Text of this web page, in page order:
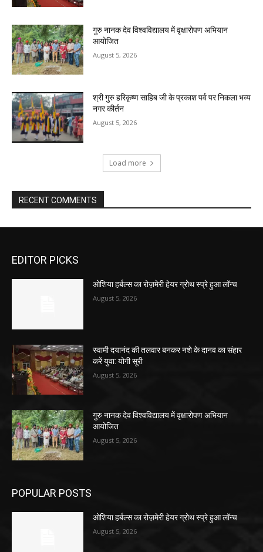
गुरु नानक देव विश्वविद्यालय में वृक्षारोपण अभियान
आयोजित
August 5, 2026
श्री गुरु हरिकृष्ण साहिब जी के प्रकाश पर्व पर निकला भव्य
नगर कीर्तन
August 5, 2026
Load more
RECENT COMMENTS
EDITOR PICKS
ओशिया हर्बल्स का रोज़मेरी हेयर ग्रोथ स्प्रे हुआ लॉन्च
August 5, 2026
स्वामी दयानंद की तलवार बनकर नशे के दानव का संहार
करें युवा: योगी सूरी
August 5, 2026
गुरु नानक देव विश्वविद्यालय में वृक्षारोपण अभियान
आयोजित
August 5, 2026
POPULAR POSTS
ओशिया हर्बल्स का रोज़मेरी हेयर ग्रोथ स्प्रे हुआ लॉन्च
August 5, 2026